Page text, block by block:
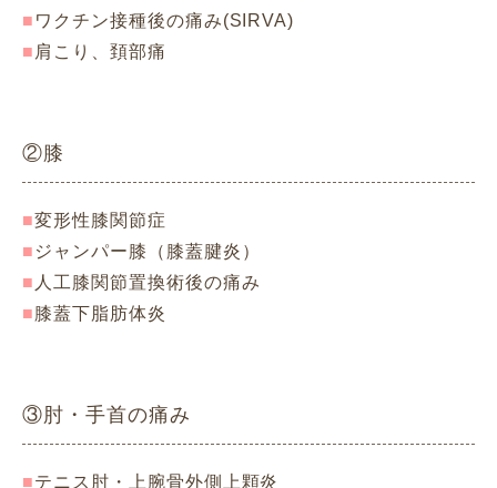
ワクチン接種後の痛み(SIRVA)
肩こり、頚部痛
②膝
変形性膝関節症
ジャンパー膝（膝蓋腱炎）
人工膝関節置換術後の痛み
膝蓋下脂肪体炎
③肘・手首の痛み
テニス肘・上腕骨外側上顆炎